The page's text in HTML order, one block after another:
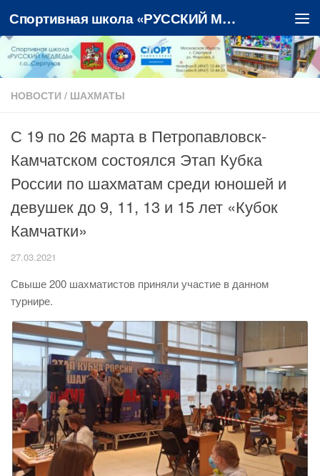
Перейти к содержимому Спортивная школа «РУССКИЙ МЕДВЕДЬ»
НОВОСТИ / ШАХМАТЫ
С 19 по 26 марта в Петропавловск-
Камчатском состоялся Этап Кубка
России по шахматам среди юношей и
девушек до 9, 11, 13 и 15 лет «Кубок
Камчатки»
27.03.2021
Свыше 200 шахматистов приняли участие в данном
турнире.